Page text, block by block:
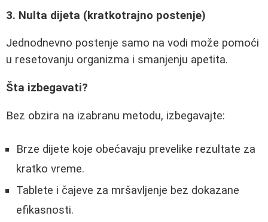
3. Nulta dijeta (kratkotrajno postenje)
Jednodnevno postenje samo na vodi može pomoći
u resetovanju organizma i smanjenju apetita.
Šta izbegavati?
Bez obzira na izabranu metodu, izbegavajte:
Brze dijete koje obećavaju prevelike rezultate za
kratko vreme.
Tablete i čajeve za mršavljenje bez dokazane
efikasnosti.